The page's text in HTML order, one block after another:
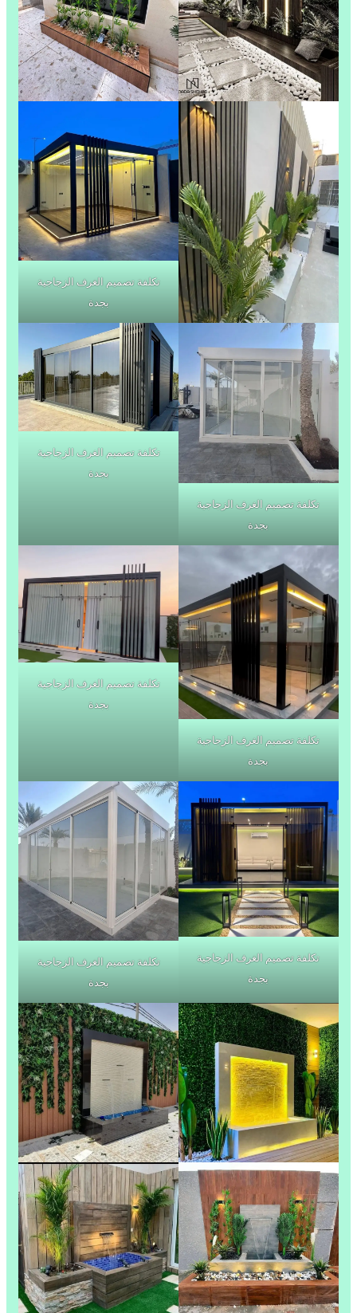
تكلفة تصميم الغرف الزجاجية
بجدة
تكلفة تصميم الغرف الزجاجية
بجدة
تكلفة تصميم الغرف الزجاجية
بجدة
تكلفة تصميم الغرف الزجاجية
بجدة
تكلفة تصميم الغرف الزجاجية
بجدة
تكلفة تصميم الغرف الزجاجية
بجدة
تكلفة تصميم الغرف الزجاجية
بجدة